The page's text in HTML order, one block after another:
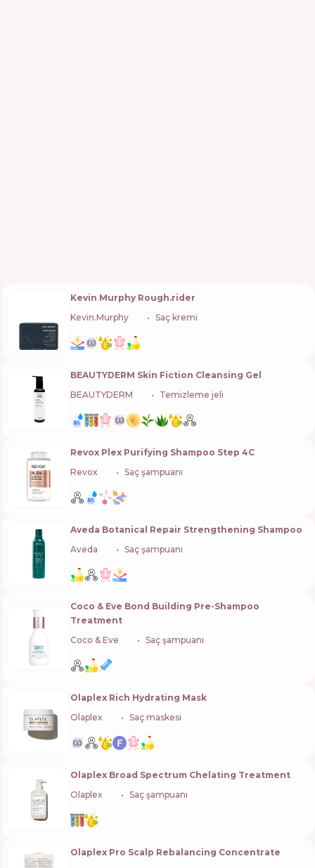
Kevin Murphy Rough.rider
Kevin.Murphy
Saç kremi
BEAUTYDERM Skin Fiction Cleansing Gel
BEAUTYDERM
Temizleme jeli
Revox Plex Purifying Shampoo Step 4C
Revox
Saç şampuanı
Aveda Botanical Repair Strengthening Shampoo
Aveda
Saç şampuanı
Coco & Eve Bond Building Pre-Shampoo
Treatment
Coco & Eve
Saç şampuanı
Olaplex Rich Hydrating Mask
Olaplex
Saç maskesi
Olaplex Broad Spectrum Chelating Treatment
Olaplex
Saç şampuanı
Olaplex Pro Scalp Rebalancing Concentrate